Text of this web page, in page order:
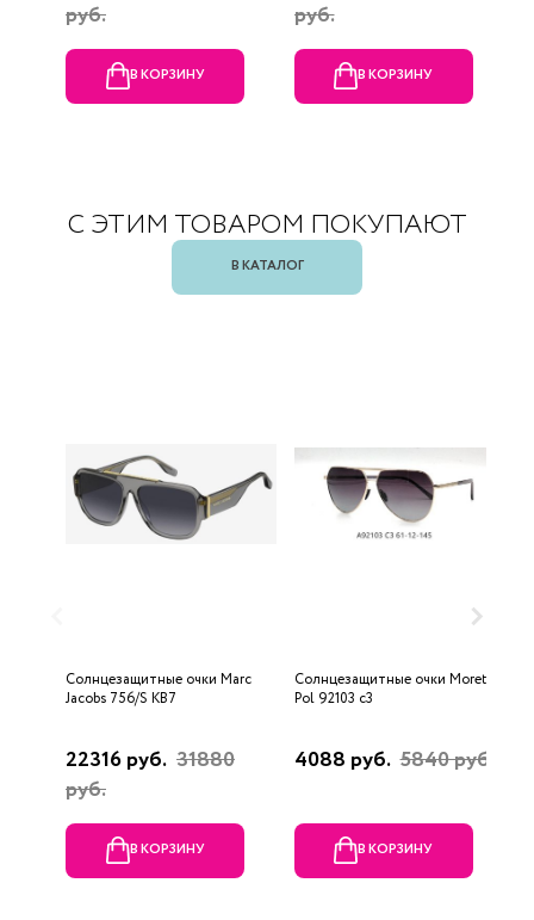
руб.
В КОРЗИНУ
руб.
В КОРЗИНУ
С ЭТИМ ТОВАРОМ ПОКУПАЮТ
В КАТАЛОГ
Солнцезащитные очки Marc
Jacobs 756/S KB7
22316 руб. 31880
руб.
В КОРЗИНУ
Солнцезащитные очки Moretti
Pol 92103 c3
4088 руб. 5840 руб.
В КОРЗИНУ